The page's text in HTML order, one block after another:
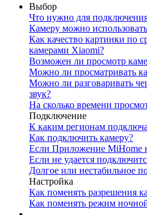
Выбор
Что нужно для
Камеру можно
Как качество картинки по
камерами Xiaomi?
Возможен ли просмотр
Можно ли просматривать
Можно ли разговаривать
звук?
На сколько времени
Подключение
К каким регионам
Как подключить камеру?
Если Приложение MiHome
Если не удается
Долгое или нестабильное
Настройка
Как поменять разрешения
Как поменять режим